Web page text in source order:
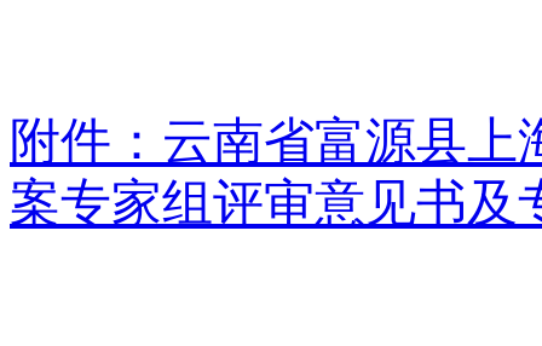
附件：云南省富源县
案专家组评审意见书及